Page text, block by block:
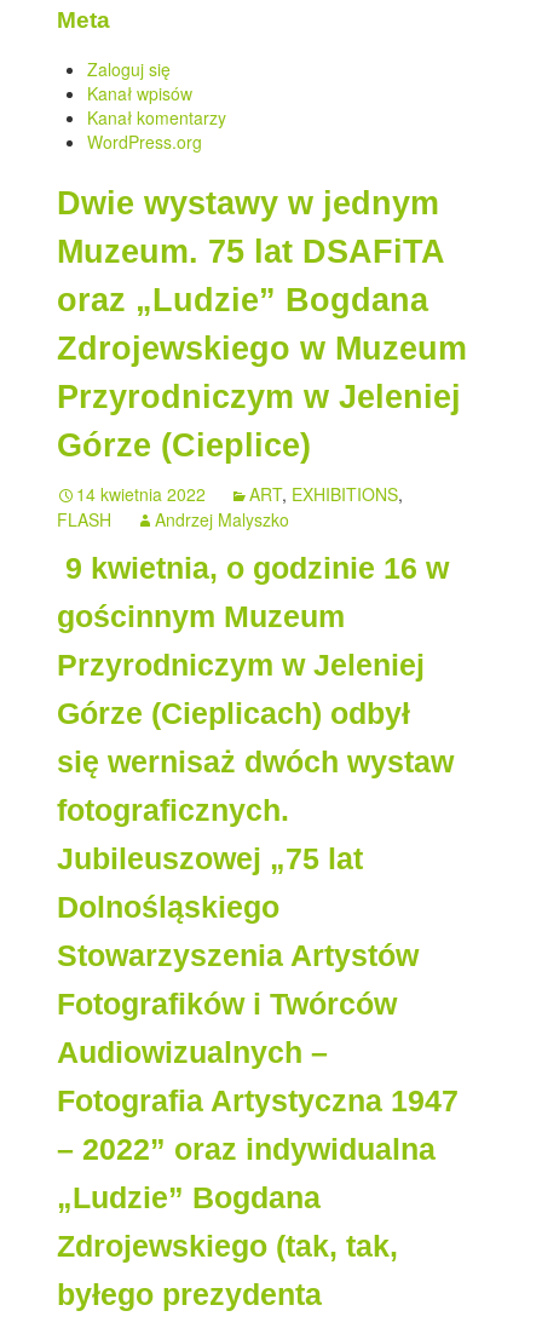
Meta
Zaloguj się
Kanał wpisów
Kanał komentarzy
WordPress.org
Dwie wystawy w jednym
Muzeum. 75 lat DSAFiTA
oraz „Ludzie” Bogdana
Zdrojewskiego w Muzeum
Przyrodniczym w Jeleniej
Górze (Cieplice)
14 kwietnia 2022 ART, EXHIBITIONS,
FLASH
Andrzej Malyszko
9 kwietnia, o godzinie 16 w
gościnnym Muzeum
Przyrodniczym w Jeleniej
Górze (Cieplicach) odbył
się wernisaż dwóch wystaw
fotograficznych.
Jubileuszowej „75 lat
Dolnośląskiego
Stowarzyszenia Artystów
Fotografików i Twórców
Audiowizualnych –
Fotografia Artystyczna 1947
– 2022” oraz indywidualna
„Ludzie” Bogdana
Zdrojewskiego (tak, tak,
byłego prezydenta